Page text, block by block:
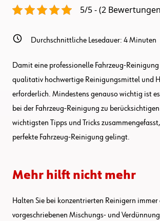
5/5 - (2
Durchschnittliche Lesedauer: 4Minuten
Damit eine professionelle Fahrzeug-
qualitativ hochwertige Reinigungsmittel und
erforderlich. Mindestens genauso wichtig ist
bei der Fahrzeug-Reinigung zu
wichtigsten Tipps und Tricks
perfekte Fahrzeug-Reinigung gelingt.
Mehr hilft nicht mehr
Halten Sie bei konzentrierten Reinigern immer
vorgeschriebenen Mischungs- und